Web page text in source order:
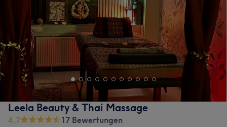
Leela Beauty & Thai Massage
4,7
17 Bewertungen